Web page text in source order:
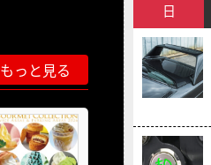
もっと見る
日